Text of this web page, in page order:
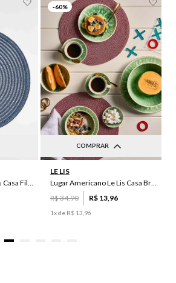
Lugar Americano Le Lis Casa Filipa
-60%
COMPRAR
LE LIS
Lugar Americano Le Lis Casa Brenda
R$34,90 R$ 13 96
1x de R$ 13 96